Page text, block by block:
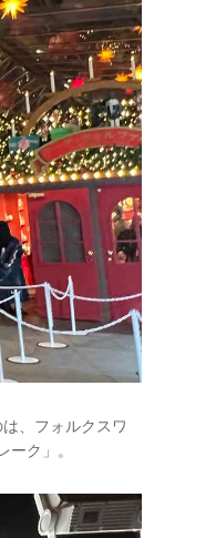
、フォルクスワ
ク」。